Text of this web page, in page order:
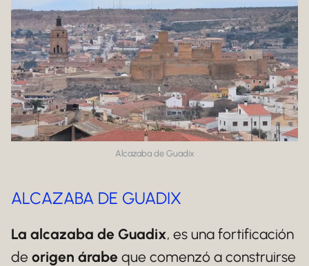
Alcazaba de Guadix
ALCAZABA DE GUADIX
La alcazaba de Guadix, es una fortificación
de origen árabe que comenzó a construirse